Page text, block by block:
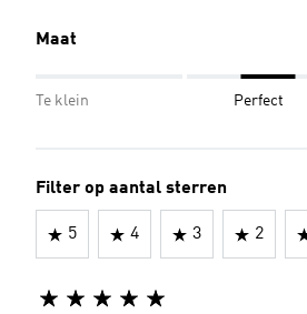
Maat
Te klein Perfect
Filter op aantal sterren
5 4 3 2